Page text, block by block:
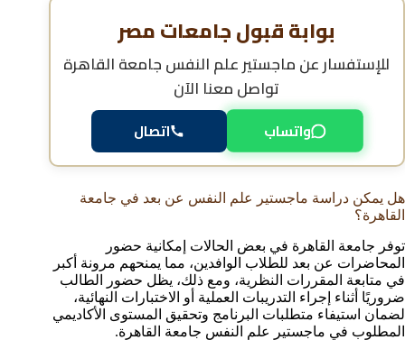
بوابة قبول جامعات مصر
للإستفسار عنماجستير علم النفس جامعة القاهرة
تواصل معنا الآن
واتساب اتصال
هل يمكن دراسة ماجستير علم النفس عن بعد في جامعة
القاهرة؟
توفر جامعة القاهرة في بعض الحالات إمكانية حضور
المحاضرات عن بعد للطلاب الوافدين، مما يمنحهم مرونة أكبر
في متابعة المقررات النظرية، ومع ذلك، يظل حضور الطالب
ضروريًا أثناء إجراء التدريبات العملية أو الاختبارات النهائية،
لضمان استيفاء متطلبات البرنامج وتحقيق المستوى الأكاديمي
المطلوب في ماجستير علم النفس جامعة القاهرة.